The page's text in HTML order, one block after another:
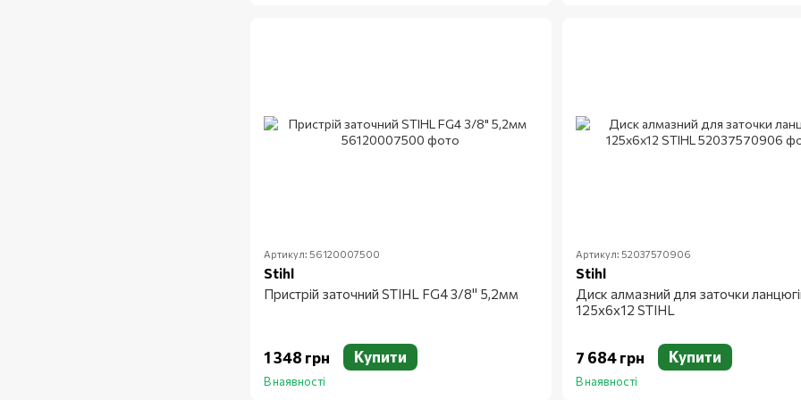
Артикул: 56120007500
Stihl
Пристрій заточний STIHL FG4 3/8" 5,2мм
1 348 грн Купити
В наявності
Артикул: 52037570906
Stihl
Диск алмазний для заточки
125x6x12 STIHL
7 684 грн Купити
В наявності